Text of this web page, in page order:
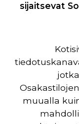
sijaitsevat
muualla